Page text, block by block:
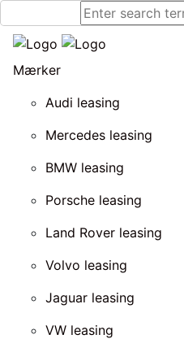
Mærker
Audi leasing
Mercedes leasing
BMW leasing
Porsche leasing
Land Rover leasing
Volvo leasing
Jaguar leasing
VW leasing